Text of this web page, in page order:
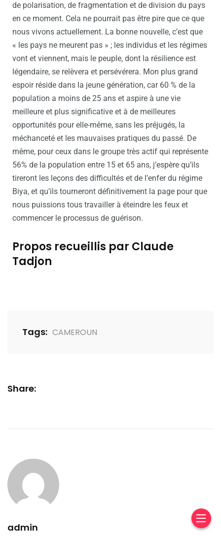
de polarisation, de fragmentation et de division du pays
en ce moment. Cela ne pourrait pas être pire que ce que
nous vivons actuellement. La bonne nouvelle, c’est que
« les pays ne meurent pas » ; les individus et les régimes
vont et viennent, mais le peuple, dont la résilience est
légendaire, se relèvera et persévérera. Mon plus grand
espoir réside dans la jeune génération, car 60 % de la
population a moins de 25 ans et aspire à une vie
meilleure et plus significative et à de meilleures
opportunités pour elle-même, sans les préjugés, la
méchanceté et les mauvaises pratiques du passé. De
même, pour ceux dans le groupe très actif qui représente
56% de la population entre 15 et 65 ans, j’espère qu’ils
tireront les leçons des difficultés et de l’enfer du régime
Biya, et qu’ils tourneront définitivement la page pour que
nous puissions tous travailler à éteindre les feux et
commencer le processus de guérison.
Propos recueillis par Claude
Tadjon
Tags: CAMEROUN
Share:
admin